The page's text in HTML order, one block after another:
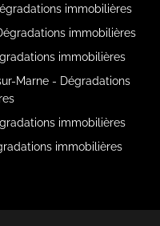
immobilières
immobilières
immobilières
Marne - Dégradations
immobilières
immobilières